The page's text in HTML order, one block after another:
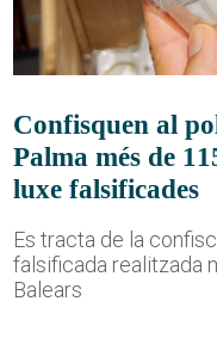
Confisquen al
Palma més de
luxe falsificades
Es tracta de la
falsificada realitzada
Balears